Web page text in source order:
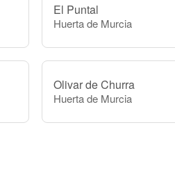
El Puntal
Huerta de Murcia
Olivar de Churra
Huerta de Murcia